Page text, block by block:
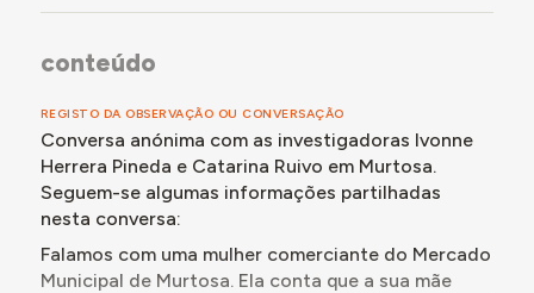
conteúdo
REGISTO DA OBSERVAÇÃO OU CONVERSAÇÃO
Conversa anónima com as investigadoras Ivonne
Herrera Pineda e Catarina Ruivo em Murtosa.
Seguem-se algumas informações partilhadas
nesta conversa:
Falamos com uma mulher comerciante do Mercado
Municipal de Murtosa. Ela conta que a sua mãe